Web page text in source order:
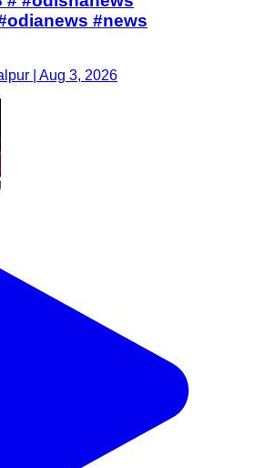
#news
| Aug 3, 2026